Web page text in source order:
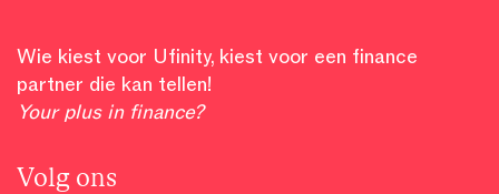
Wie kiest voor Ufinity, kiest voor een finance
partner die kan tellen!
Your plus in finance?
Volg ons